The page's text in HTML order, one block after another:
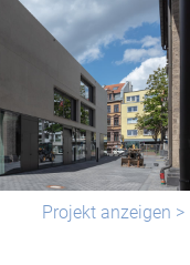
Projekt anzeigen >